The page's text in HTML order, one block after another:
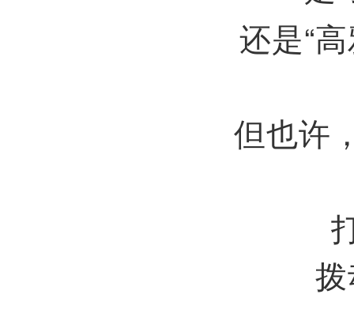
还是“
但也许